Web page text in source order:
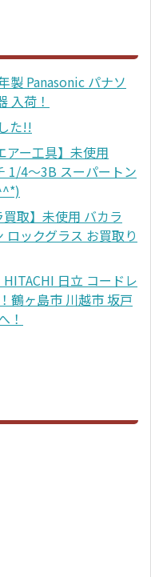
製 Panasonic パナソ
入荷！
た!!
アー工具】未使用
1/4～3B スーパートン
買取】未使用 バカラ
ックグラス お買取り
HITACHI 日立 コードレ
鶴ヶ島市 川越市 坂戸
！